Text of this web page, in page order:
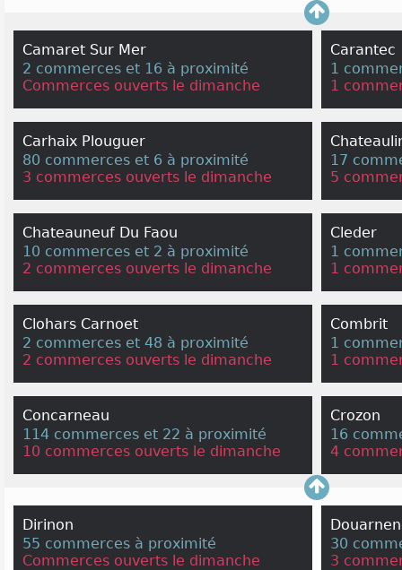
Camaret Sur Mer
2 commerces et 16 à proximité
Commerces ouverts le dimanche
Carantec
1
1
Carhaix Plouguer
80 commerces et 6 à proximité
3 commerces ouverts le dimanche
17
5
Chateauneuf Du Faou
10 commerces et 2 à proximité
2 commerces ouverts le dimanche
Cleder
1
1
Clohars Carnoet
2 commerces et 48 à proximité
2 commerces ouverts le dimanche
Combrit
1
1
Concarneau
114 commerces et 22 à proximité
10 commerces ouverts le dimanche
Crozon
16
4
Dirinon
55 commerces à proximité
Commerces ouverts le dimanche
30
3